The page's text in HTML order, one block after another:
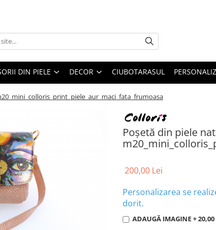
DIN PIELE DECOR CIUBOTARASUL
Poșetă din piele
200,00 Lei
Personalizarea se
dorit.
ADAUGĂ IMAGINE +